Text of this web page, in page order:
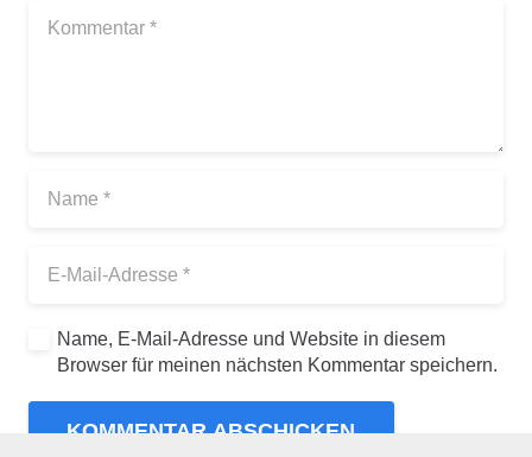
Name, E-Mail-Adresse und Website in diesem
Browser für meinen nächsten Kommentar speichern.
KOMMENTAR ABSCHICKEN